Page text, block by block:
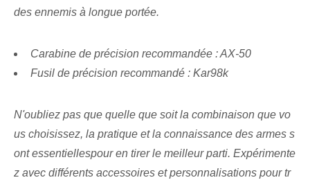
des ennemis à longue portée.
Carabine de précision recommandée : AX-50
Fusil de précision recommandé : ⁤Kar98k
N'oubliez pas que quelle que soit la combinaison que vo
us choisissez, la pratique et la connaissance des armes s
ont essentielles⁢pour en tirer le meilleur parti. Expérimente
z avec différents accessoires et personnalisations pour tr